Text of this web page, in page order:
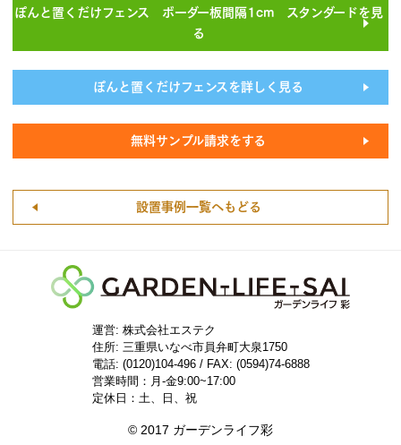
ぽんと置くだけフェンス ボーダー板間隔1cm スタンダードを見
る
ぽんと置くだけフェンスを詳しく見る
無料サンプル請求をする
設置事例一覧へもどる
運営: 株式会社エステク
住所: 三重県いなべ市員弁町大泉1750
電話: (0120)104-496 / FAX: (0594)74-6888
営業時間：月-金9:00~17:00
定休日：土、日、祝
© 2017 ガーデンライフ彩